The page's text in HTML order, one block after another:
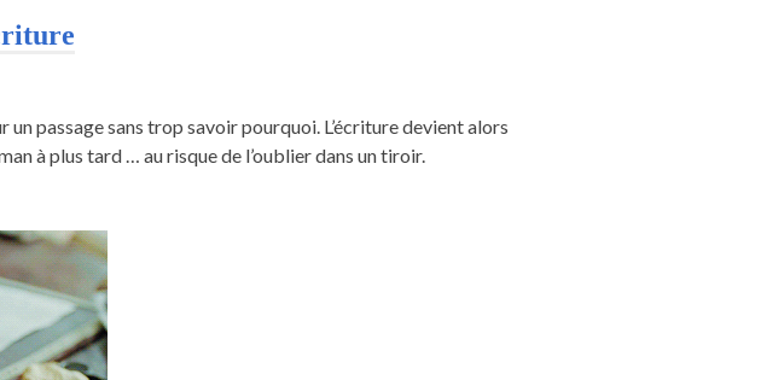
un passage sans trop savoir pourquoi. L’écriture devient alors
à plus tard … au risque de l’oublier dans un tiroir.